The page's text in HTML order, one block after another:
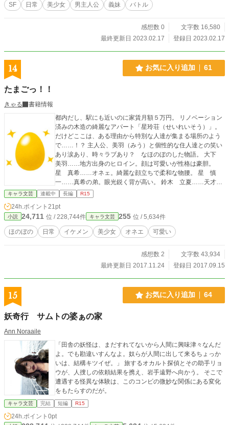
SF 日常 美少女 男主人公 義妹 バトル
感想数 0
文字数 16,580
最終更新日 2023.02.17
登録日 2023.02.17
14 お気に入り追加 61
たまごっ！！
きゃる
書籍情報
都内だし、駅にも近いのに家賃月額５万円。 リノベーション
済みの木造の綺麗なアパート「星玲荘（せいれいそう）」。
だけどここは、ある理由から特別な人達が集まる場所のよう
で……！？ 主人公、美羽（みう）と個性的な住人達との笑い
あり涙あり、時々ラブあり？ なほのぼのした物語。 大下
美羽……地方出身のヒロイン。顔は可愛いが性格は豪胆。
星 真希……オネェ。綺麗な顔立ちで柔和な物腰。 星 慎
一……真希の弟。眼光鋭く背が高い。 鈴木 立夏……天才子
キャラ文芸 連載中 長編 R15
24h.ポイント 21pt
小説 24,711 位 / 228,744件 キャラ文芸 255 位 / 5,634件
ほのぼの 日常 イケメン 美少女 オネエ 可愛い
感想数 2
文字数 43,934
最終更新日 2017.11.24
登録日 2017.09.15
15 お気に入り追加 64
妖奇行 サムトの婆ぁの家
Ann Noraaile
「田舎の妖怪は、まだすれてないから人間に興味津々なんだ
よ。でも勘違いすんなよ。奴らが人間に出して来るちょっか
いは、結構キツイぜ。」 旅するオカルト探偵とその助手リョ
ウが、人捜しの依頼結果を携え、岩手遠野へ向かう。 そこで
遭遇する怪異な体験は、このコンビの微妙な関係にある変化
をもたらすのだが。
キャラ文芸 完結 短編 R15
24h.ポイント 0pt